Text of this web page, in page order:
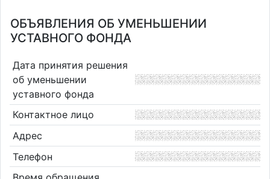
ОБЪЯВЛЕНИЯ ОБ УМЕНЬШЕНИИ
УСТАВНОГО ФОНДА
Дата принятия решения
об уменьшении
уставного фонда
Контактное лицо
Адрес
Телефон